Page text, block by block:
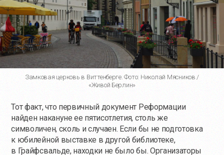
Замковая церковь в Виттенберге. Фото: Николай Мясников /
«Живой Берлин»
Тот факт, что первичный документ Реформации
найден накануне ее пятисотлетия, столь же
символичен, сколь и случаен. Если бы не подготовка
к юбилейной выставке в другой библиотеке,
в Грайфсвальде, находки не было бы. Организаторы